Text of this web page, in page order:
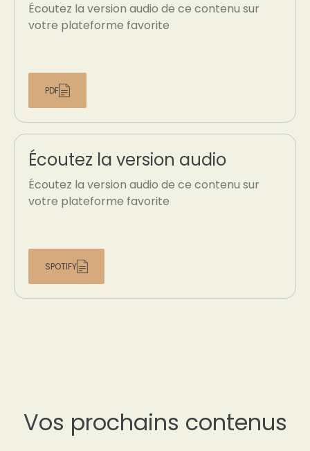
Écoutez la version audio de ce contenu sur
votre plateforme favorite
PDF
Écoutez la version audio
Écoutez la version audio de ce contenu sur
votre plateforme favorite
SPOTIFY
Vos prochains contenus